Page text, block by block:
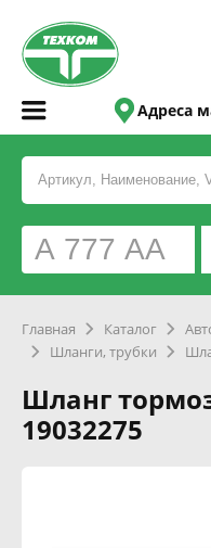
Адреса
Главная Каталог
Шланги, трубки
Шланг
19032275